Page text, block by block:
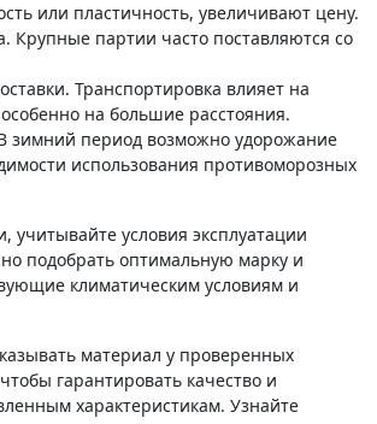
или пластичность, увеличивают цену.
Крупные партии часто поставляются со
Транспортировка влияет на
на большие расстояния.
зимний период возможно удорожание
использования противоморозных
учитывайте условия эксплуатации
подобрать оптимальную марку и
климатическим условиям и
материал у проверенных
гарантировать качество и
характеристикам. Узнайте